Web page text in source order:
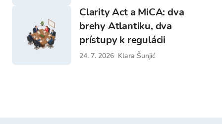
Clarity Act a MiCA: dva
brehy Atlantiku, dva
prístupy k regulácii
24. 7. 2026 Klara Šunjić